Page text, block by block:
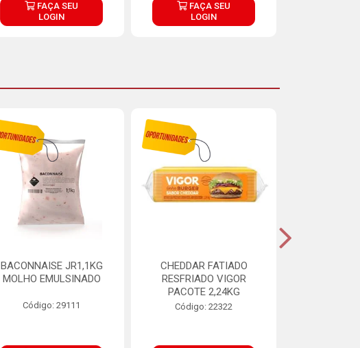
FAÇA SEU
LOGIN
FAÇA SEU
LOGIN
BACONNAISE JR1,1KG
MOLHO EMULSINADO
Código: 29111
CHEDDAR FATIADO
RESFRIADO VIGOR
PACOTE 2,24KG
Código: 22322